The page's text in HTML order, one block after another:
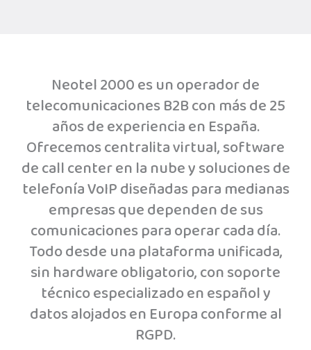
Neotel 2000 es un operador de
telecomunicaciones B2B con más de 25
años de experiencia en España.
Ofrecemos centralita virtual, software
de call center en la nube y soluciones de
telefonía VoIP diseñadas para medianas
empresas que dependen de sus
comunicaciones para operar cada día.
Todo desde una plataforma unificada,
sin hardware obligatorio, con soporte
técnico especializado en español y
datos alojados en Europa conforme al
RGPD.